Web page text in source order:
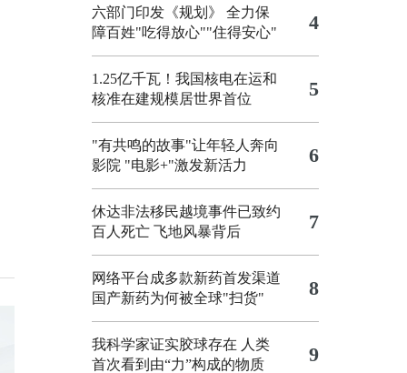
六部门印发《规划》 全力保
障百姓"吃得放心""住得安心"
4
1.25亿千瓦！我国核电在运和
核准在建规模居世界首位
5
"有共鸣的故事"让年轻人奔向
影院 "电影+"激发新活力 6
休达非法移民越境事件已致约
百人死亡 飞地风暴背后 7
网络平台成多款新药首发渠道
国产新药为何被全球"扫货"
8
我科学家证实胶球存在 人类
首次看到由“力”构成的物质
9